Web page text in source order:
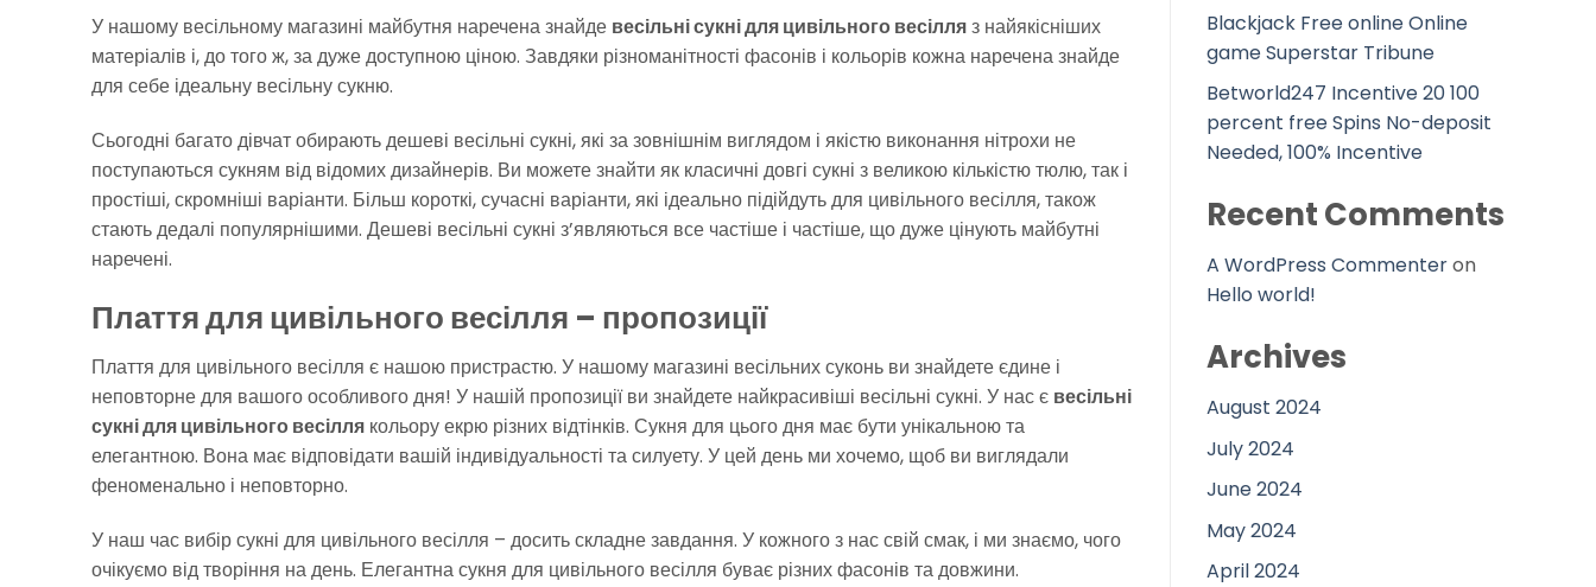
У нашому весільному магазині майбутня наречена знайде весільні сукні для цивільного весілляз найякісніших
матеріалів і, до того ж, за дуже доступною ціною. Завдяки різноманітності фасонів і кольорів кожна наречена знайде
для себе ідеальну весільну сукню.
Сьогодні багато дівчат обирають дешеві весільні сукні, які за зовнішнім виглядом і якістю виконання нітрохи не
поступаються сукням від відомих дизайнерів. Ви можете знайти як класичні довгі сукні з великою кількістю тюлю, так і
простіші, скромніші варіанти. Більш короткі, сучасні варіанти, які ідеально підійдуть для цивільного весілля, також
стають дедалі популярнішими. Дешеві весільні сукні з’являються все частіше і частіше, що дуже цінують майбутні
наречені.
Плаття для цивільного весілля – пропозиції
Плаття для цивільного весілля є нашою пристрастю. У нашому магазині весільних суконь ви знайдете єдине і
неповторне для вашого особливого дня! У нашій пропозиції ви знайдете найкрасивіші весільні сукні. У нас є весільні
сукні для цивільного весілля кольору екрю різних відтінків. Сукня для цього дня має бути унікальною та
елегантною. Вона має відповідати вашій індивідуальності та силуету. У цей день ми хочемо, щоб ви виглядали
феноменально і неповторно.
У наш час вибір сукні для цивільного весілля – досить складне завдання. У кожного з нас свій смак, і ми знаємо, чого
очікуємо від творіння на день. Елегантна сукня для цивільного весілля буває різних фасонів та довжини.
Blackjack Free online Online
game Superstar Tribune
Betworld247 Incentive 20 100
percent free Spins No-deposit
Needed, 100% Incentive
Recent Comments
A WordPress Commenteron
Hello world!
Archives
August 2024
July 2024
June 2024
May 2024
April 2024